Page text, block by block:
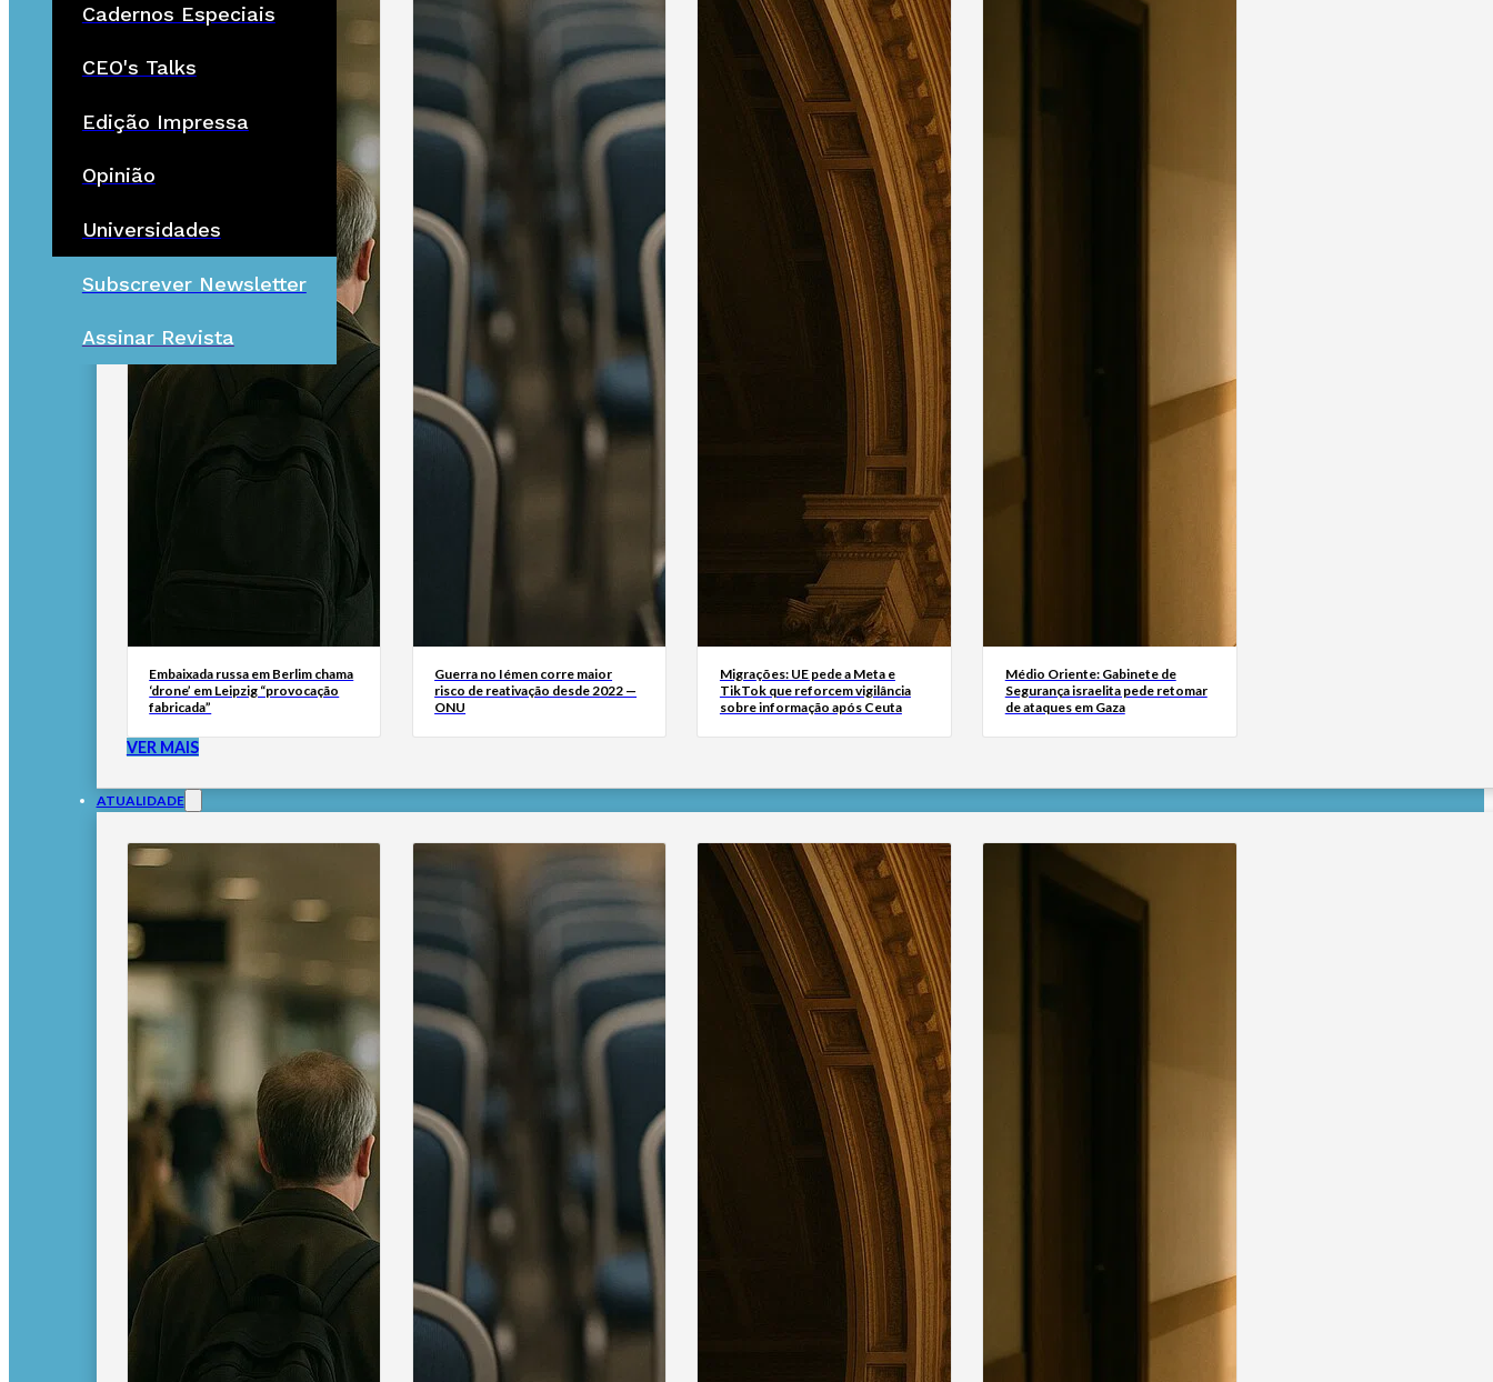
Cadernos Especiais
CEO's Talks
Edição Impressa
Opinião
Universidades
Subscrever Newsletter
Assinar Revista
Embaixada russa em Berlim chama
‘drone’ em Leipzig “provocação
fabricada”
Guerra no Iémen corre maior
risco de reativação desde 2022 —
ONU
Migrações: UE pede a Meta e
TikTok que reforcem vigilância
sobre informação após Ceuta
Médio Oriente: Gabinete de
Segurança israelita pede retomar
de ataques em Gaza
VER MAIS
ATUALIDADE